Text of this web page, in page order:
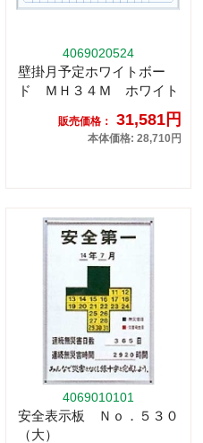
4069020524
壁掛月予定ホワイトボー
ド ＭＨ３４Ｍ ホワイト
販売価格： 31,581円
本体価格: 28,710円
4069010101
安全表示板 Ｎｏ．５３０
（大）